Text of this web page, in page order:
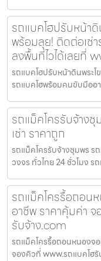
รถแบคโฮปรับหน้าดิ
พร้อมลุย! ติดต่อเช่
ลงพื้นที่ไวได้เลยที่
รถแบคโฮปรับหน้าดินพระโ
รถแบคโฮพร้อมคนขับมืออ
รถแม็คโครรับจ้างชุ
เช่า ราคาถูก
รถแม็คโครรับจ้างชุมพร ร
วงจร ทั่วไทย 24 ชั่วโมง ร
รถแม็คโครรื้อถอน
อาชีพ ราคาคุ้มค่า
รับจ้าง.com
รถแม็คโครรื้อถอนหนองจ
จองคิวที่ www.รถแบคโฮ